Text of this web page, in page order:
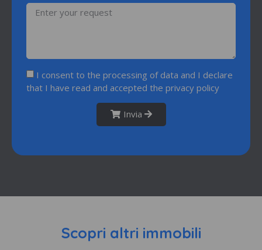
I consent to the processing of data and I declare
that I have read and accepted the privacy policy
Invia
Scopri altri immobili